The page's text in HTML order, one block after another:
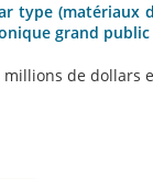
grand
de dollars